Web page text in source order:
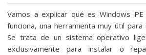
Vamos a explicar qué es Windows
funciona, una herramienta muy útil para
Se trata de un sistema operativo
exclusivamente para instalar o